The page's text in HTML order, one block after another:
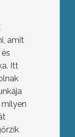
amit
Itt